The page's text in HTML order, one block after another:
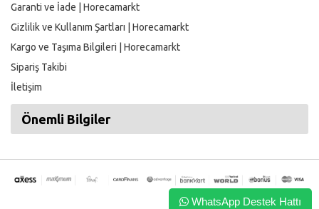
Garanti ve İade | Horecamarkt
Gizlilik ve Kullanım Şartları | Horecamarkt
Kargo ve Taşıma Bilgileri | Horecamarkt
Sipariş Takibi
İletişim
Önemli Bilgiler
WhatsApp Destek Hattı